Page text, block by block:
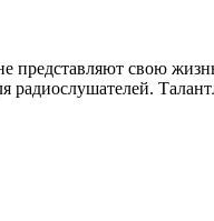
представляют свою
радиослушателей.